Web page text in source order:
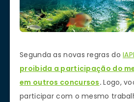
Segunda as novas regras do
proibida a participação do
em outros concursos.Logo,
participar com o mesmo